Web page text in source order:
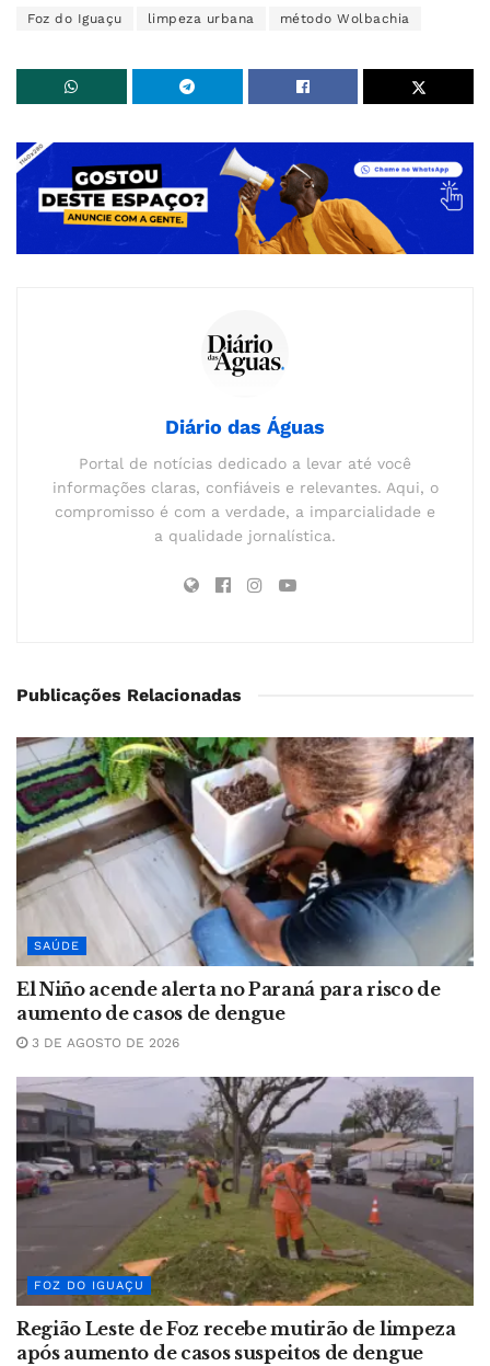
Foz do Iguaçu limpeza urbana método Wolbachia
Diário das Águas
Portal de notícias dedicado a levar até você
informações claras, confiáveis e relevantes. Aqui, o
compromisso é com a verdade, a imparcialidade e
a qualidade jornalística.
Publicações Relacionadas
SAÚDE
El Niño acende alerta no Paraná para risco de
aumento de casos de dengue
3 DE AGOSTO DE 2026
FOZ DO IGUAÇU
Região Leste de Foz recebe mutirão de limpeza
após aumento de casos suspeitos de dengue